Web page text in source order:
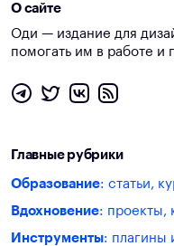
О сайте
Оди — издание для
помогать им в работе и
Главные рубрики
Образование: статьи,
Вдохновение: проекты,
Инструменты: плагины